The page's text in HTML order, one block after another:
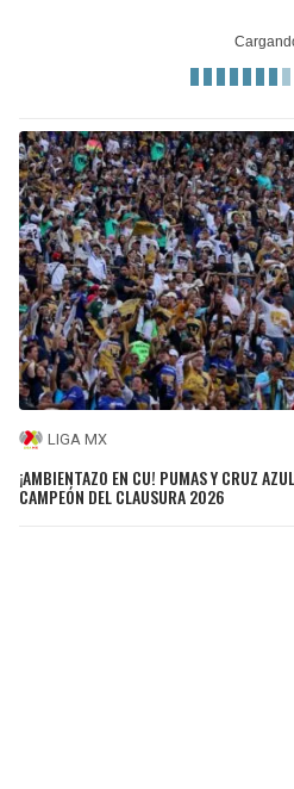
LIGA MX
¡AMBIENTAZO EN CU! PUMAS Y CRUZ
CAMPEÓN DEL CLAUSURA 2026